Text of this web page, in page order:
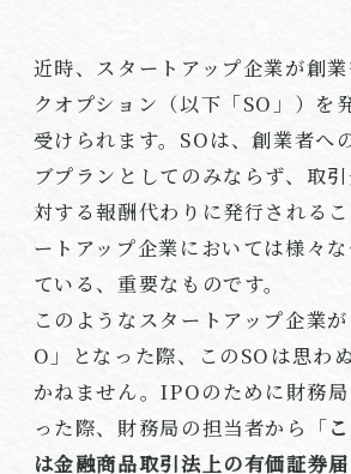
近時、スタートアップ企業が創
クオプション（以下「SO」）を
受けられます。SOは、創業者へ
ブプランとしてのみならず、取
対する報酬代わりに発行される
ートアップ企業においては様々
ている、重要なものです。
このようなスタートアップ企業
O」となった際、このSOは思わ
かねません。IPOのために財務
った際、財務局の担当者から「
は金融商品取引法上の有価証券